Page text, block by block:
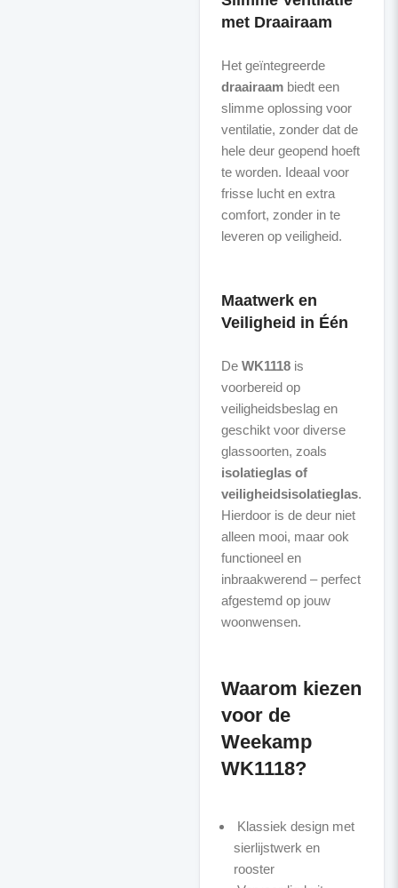
met Draairaam
Het geïntegreerde
draairaambiedt een
slimme oplossing voor
ventilatie, zonder dat de
hele deur geopend hoeft
te worden. Ideaal voor
frisse lucht en extra
comfort, zonder in te
leveren op veiligheid.
Maatwerk en
Veiligheid in Één
De WK1118is
voorbereid op
veiligheidsbeslag en
geschikt voor diverse
glassoorten, zoals
isolatieglas of
veiligheidsisolatieglas.
Hierdoor is de deur niet
alleen mooi, maar ook
functioneel en
inbraakwerend – perfect
afgestemd op jouw
woonwensen.
Waarom kiezen
voor de
Weekamp
WK1118?
Klassiek design met
sierlijstwerk en
rooster